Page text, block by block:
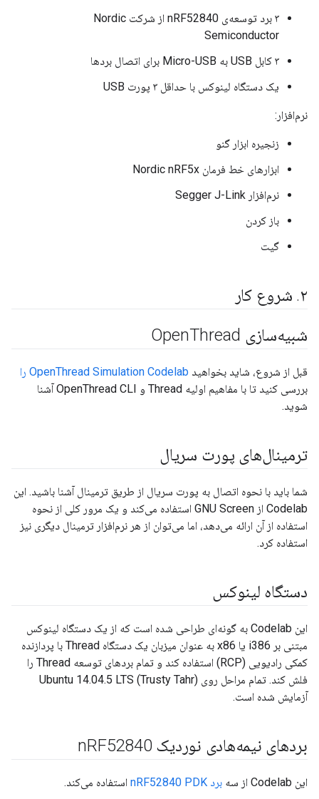
۳ برد توسعه‌ی nRF52840 از شرکت Nordic
Semiconductor
۳ کابل USB به Micro-USB برای اتصال بردها
یک دستگاه لینوکس با حداقل ۳ پورت USB
نرم‌افزار:
زنجیره ابزار گنو
ابزارهای خط فرمان Nordic nRF5x
نرم‌افزار Segger J-Link
باز کردن
گیت
۲. شروع کار
شبیه‌سازی Open Thread
قبل از شروع، شاید بخواهید OpenThread Simulation Codelab را
بررسی کنید تا با مفاهیم اولیه Thread و OpenThread CLI آشنا
شوید.
ترمینال‌های پورت سریال
شما باید با نحوه اتصال به پورت سریال از طریق ترمینال آشنا باشید. این
Codelab از GNU Screen استفاده می‌کند و یک مرور کلی از نحوه
استفاده از آن ارائه می‌دهد، اما می‌توان از هر نرم‌افزار ترمینال دیگری نیز
استفاده کرد.
دستگاه لینوکس
این Codelab به گونه‌ای طراحی شده است که از یک دستگاه لینوکس
مبتنی بر i386 یا x86 به عنوان میزبان یک دستگاه Thread با پردازنده
کمکی رادیویی (RCP) استفاده کند و تمام بردهای توسعه Thread را
فلش کند. تمام مراحل روی Ubuntu 14.04.5 LTS (Trusty Tahr)
آزمایش شده است.
بردهای نیمه‌هادی نوردیک n RF52840
این Codelab از سه برد nRF52840 PDK استفاده می‌کند.